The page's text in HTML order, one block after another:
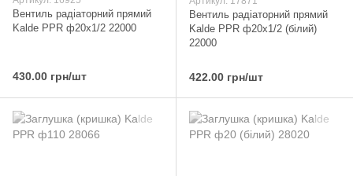
Вентиль радіаторний прямий
Kalde PPR ф20x1/2 22000
430.00 грн/шт
Вентиль радіаторний прямий
Kalde PPR ф20x1/2 (білий)
22000
422.00 грн/шт